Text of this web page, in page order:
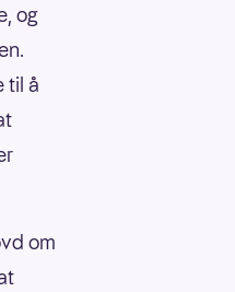
og
til å
om